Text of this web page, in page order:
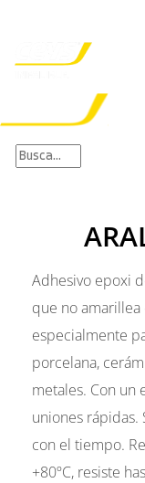
SUSCRIBIRME
Adhesivo epoxi
que no
especialmente
porcelana,
metales. Con un
uniones
con el tiempo.
+80ºC, resiste